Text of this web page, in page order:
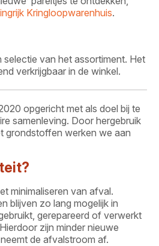
Kringloopwarenhuis.
selectie van het assortiment. Het
verkrijgbaar in de winkel.
opgericht met als doel bij te
samenleving. Door hergebruik
grondstoffen werken we aan
minimaliseren van afval.
blijven zo lang mogelijk in
gerepareerd of verwerkt
zijn minder nieuwe
de afvalstroom af.